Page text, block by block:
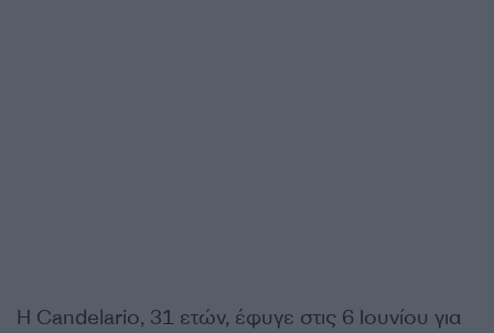
Η Candelario, 31 ετών, έφυγε στις 6 Ιουνίου για